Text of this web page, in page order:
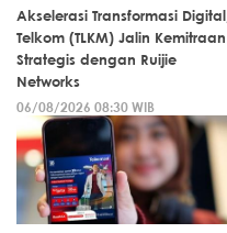
Akselerasi Transformasi Digital,
Telkom (TLKM) Jalin Kemitraan
Strategis dengan Ruijie
Networks
06/08/2026 08:30 WIB